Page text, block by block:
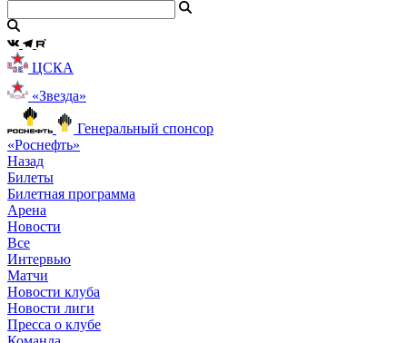
ЦСКА
«Звезда»
Генеральный спонсор
«Роснефть»
Назад
Билеты
Билетная программа
Арена
Новости
Все
Интервью
Матчи
Новости клуба
Новости лиги
Пресса о клубе